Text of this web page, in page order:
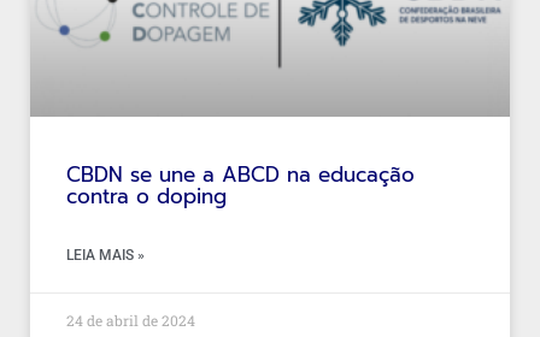
CBDN se une a ABCD na educação
contra o doping
LEIA MAIS »
24 de abril de 2024